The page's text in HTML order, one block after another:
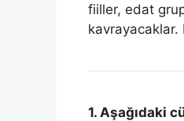
fiiller, edat
1. Aşağıdaki